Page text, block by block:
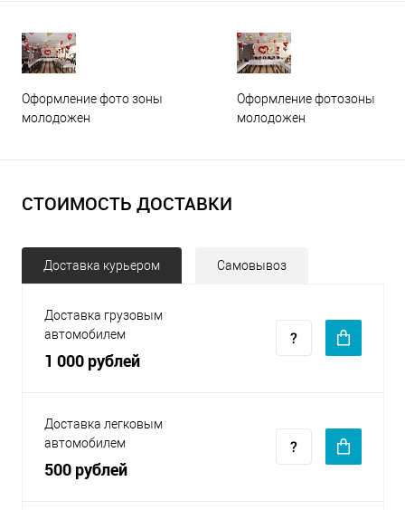
Оформление фото зоны
молодожен
Оформление фотозоны
молодожен
СТОИМОСТЬ ДОСТАВКИ
Доставка курьером Самовывоз
Доставка грузовым
автомобилем
1 000 рублей
Доставка легковым
автомобилем
500 рублей